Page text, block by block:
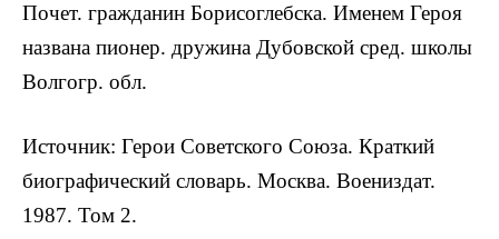
Почет. гражданин Борисоглебска. Именем Ге­роя
названа пионер. дружина Дубовской сред. школы
Волгогр. обл.
Источник: Герои Советского Союза. Краткий
биографический словарь. Москва. Воениздат.
1987. Том 2.